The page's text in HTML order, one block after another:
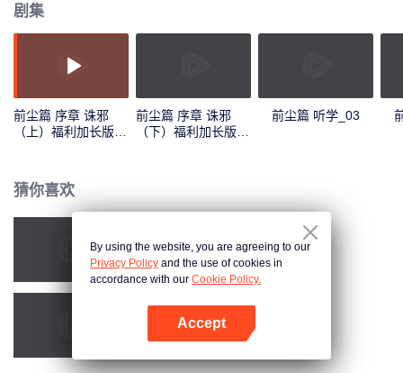
前尘谜团未消，江湖疑云再起。 而这一切恩怨情仇，都要从他们少年时说起…
剧集
前尘篇 序章 诛邪
（上）福利加长版
前尘篇 序章 诛邪
（下）福利加长版
前尘篇 听学_03
猜你喜欢
帝王攻略
穿书自救指南
By using the website, you are agreeing to our
Privacy Policy and the use of cookies in
accordance with our Cookie Policy.
Accept